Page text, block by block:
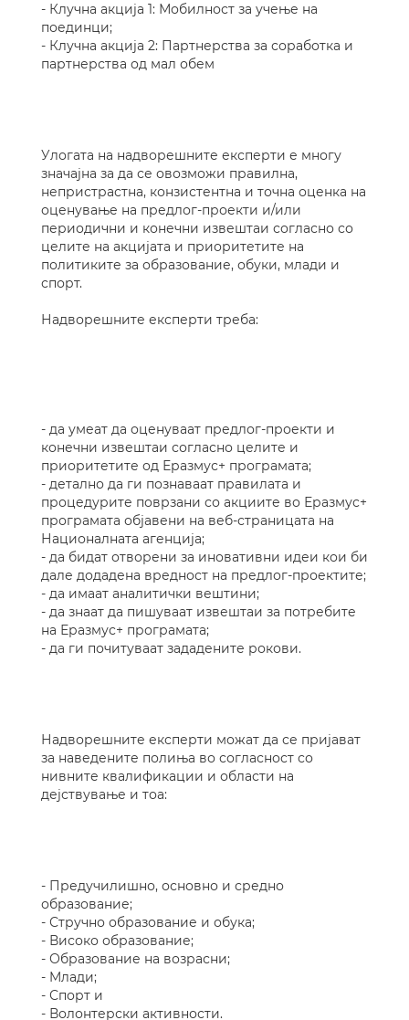
- Клучна акција 1: Мобилност за учење на
поединци;
- Клучна акција 2: Партнерства за соработка и
партнерства од мал обем
Улогата на надворешните експерти е многу
значајна за да се овозможи правилна,
непристрастна, конзистентна и точна оценка на
оценување на предлог-проекти и/или
периодични и конечни извештаи согласно со
целите на акцијата и приоритетите на
политиките за образование, обуки, млади и
спорт.
Надворешните експерти треба:
- да умеат да оценуваат предлог-проекти и
конечни извештаи согласно целите и
приоритетите од Еразмус+ програмата;
- детално да ги познаваат правилата и
процедурите поврзани со акциите во Еразмус+
програмата објавени на веб-страницата на
Националната агенција;
- да бидат отворени за иновативни идеи кои би
дале додадена вредност на предлог-проектите;
- да имаат аналитички вештини;
- да знаат да пишуваат извештаи за потребите
на Еразмус+ програмата;
- да ги почитуваат зададените рокови.
Надворешните експерти можат да се пријават
за наведените полиња во согласност со
нивните квалификации и области на
дејствување и тоа:
- Предучилишно, основно и средно
образование;
- Стручно образование и обука;
- Високо образование;
- Образование на возрасни;
- Mлади;
- Спорт и
- Волонтерски активности.